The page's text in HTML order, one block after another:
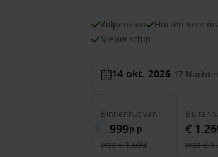
Volpension
Hutten voor
Nieuw schip
14 okt. 2026 17
Binnenhutvan
€ 999p.p.
was€ 1.693
€
was€